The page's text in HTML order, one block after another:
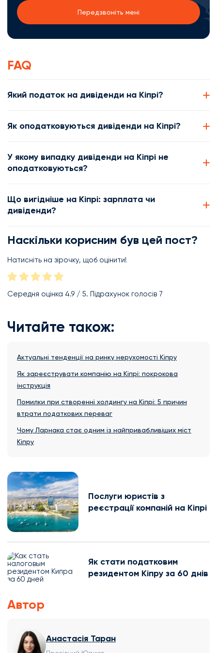
FAQ
Який податок на дивіденди на Кіпрі?
Як оподатковуються дивіденди на Кіпрі?
У якому випадку дивіденди на Кіпрі не
оподатковуються?
Що вигідніше на Кіпрі: зарплата чи
дивіденди?
Наскільки корисним був цей пост?
Натисніть на зірочку, щоб оцінити!
Середня оцінка 4.9 / 5. Підрахунок голосів 7
Читайте також:
Актуальні тенденції на ринку нерухомості Кіпру
Як зареєструвати компанію на Кіпрі: покрокова
інструкція
Помилки при створенні холдингу на Кіпрі: 5 причин
втрати податкових переваг
Чому Ларнака стає одним із найпривабливіших міст
Кіпру
Послуги юристів з
реєстрації компаній на Кіпрі
Як стати податковим
резидентом Кіпру за 60 днів
Автор
Анастасія Таран